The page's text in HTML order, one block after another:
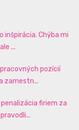
inšpirácia. Chýba mi
...
pozícií
zamestn...
firiem za